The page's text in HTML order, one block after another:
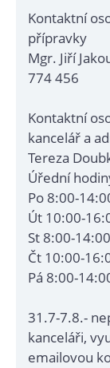
Kontaktní
přípravky
Mgr. Jiří
774 456
Kontaktní
kancelář a
Tereza
Úřední
Po 8:00-
Út 10:00-
St 8:00-14:00
Čt 10:00-
Pá 8:00-
31.7-7.8.-
kanceláři,
emailovou